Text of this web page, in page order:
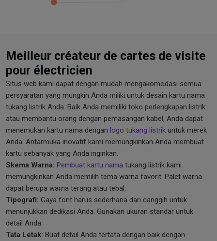
Meilleur créateur de cartes de visite
pour électricien
Situs web kami dapat dengan mudah mengakomodasi semua
persyaratan yang mungkin Anda miliki untuk desain kartu nama
tukang listrik Anda. Baik Anda memiliki toko perlengkapan listrik
atau membantu orang dengan pemasangan kabel, Anda dapat
menemukan kartu nama dengan logo tukang listrik untuk merek
Anda. Antarmuka inovatif kami memungkinkan Anda membuat
kartu sebanyak yang Anda inginkan.
Skema Warna: Pembuat kartu nama tukang listrik kami
memungkinkan Anda memilih tema warna favorit. Palet warna
dapat berupa warna terang atau tebal.
Tipografi: Gaya font harus sederhana dan canggih untuk
menunjukkan dedikasi Anda. Gunakan ukuran standar untuk
detail Anda.
Tata Letak: Buat detail Anda tertata dengan baik dengan